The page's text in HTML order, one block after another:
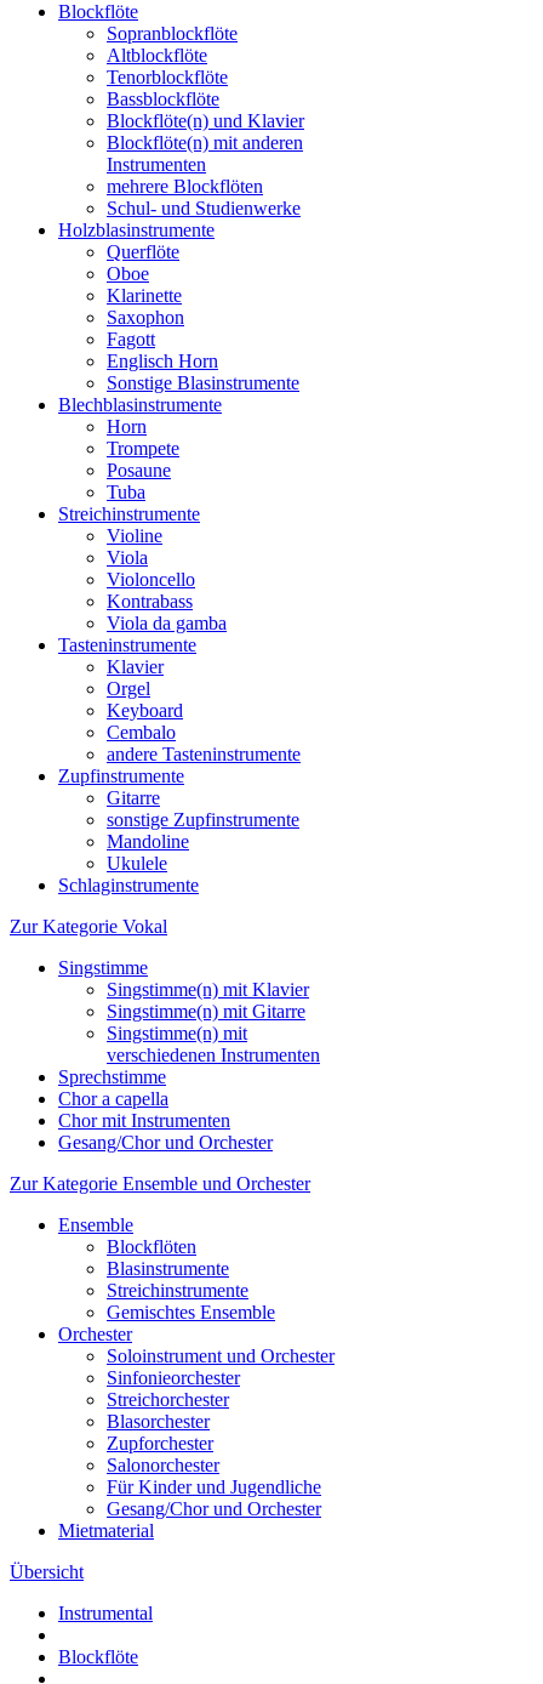
Blockflöte
Sopranblockflöte
Altblockflöte
Tenorblockflöte
Bassblockflöte
Blockflöte(n) und Klavier
Blockflöte(n) mit anderen
Instrumenten
mehrere Blockflöten
Schul- und Studienwerke
Holzblasinstrumente
Querflöte
Oboe
Klarinette
Saxophon
Fagott
Englisch Horn
Sonstige Blasinstrumente
Blechblasinstrumente
Horn
Trompete
Posaune
Tuba
Streichinstrumente
Violine
Viola
Violoncello
Kontrabass
Viola da gamba
Tasteninstrumente
Klavier
Orgel
Keyboard
Cembalo
andere Tasteninstrumente
Zupfinstrumente
Gitarre
sonstige Zupfinstrumente
Mandoline
Ukulele
Schlaginstrumente
Zur Kategorie Vokal
Singstimme
Singstimme(n) mit Klavier
Singstimme(n) mit Gitarre
Singstimme(n) mit
verschiedenen Instrumenten
Sprechstimme
Chor a capella
Chor mit Instrumenten
Gesang/Chor und Orchester
Zur Kategorie Ensemble und Orchester
Ensemble
Blockflöten
Blasinstrumente
Streichinstrumente
Gemischtes Ensemble
Orchester
Soloinstrument und Orchester
Sinfonieorchester
Streichorchester
Blasorchester
Zupforchester
Salonorchester
Für Kinder und Jugendliche
Gesang/Chor und Orchester
Mietmaterial
Übersicht
Instrumental
Blockflöte